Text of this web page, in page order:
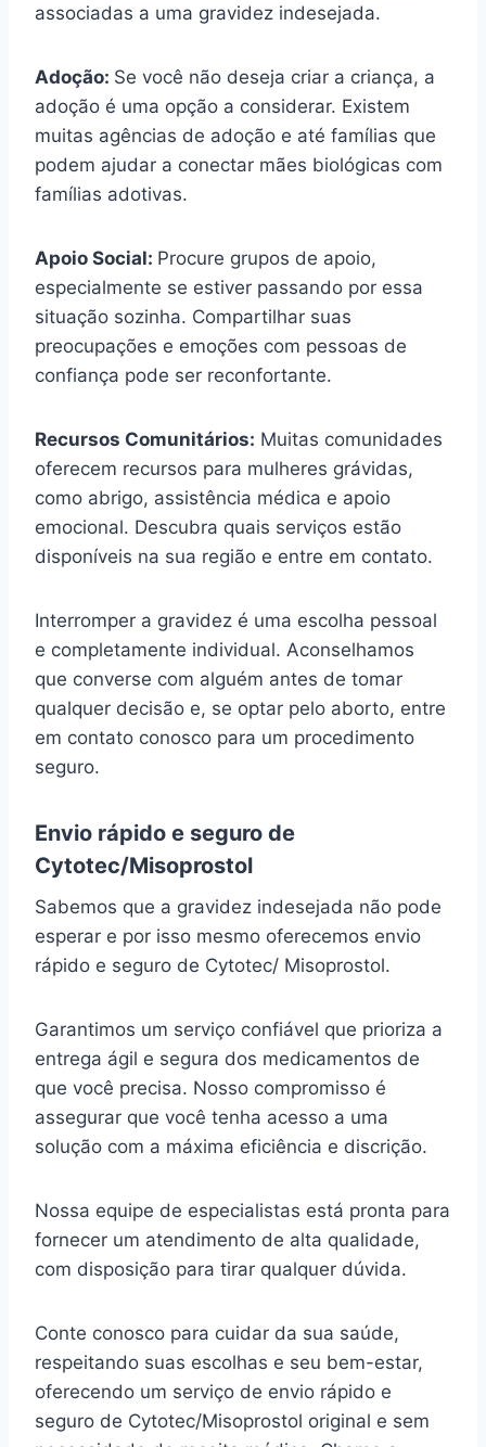
associadas a uma gravidez indesejada.
Adoção: Se você não deseja criar a criança, a
adoção é uma opção a considerar. Existem
muitas agências de adoção e até famílias que
podem ajudar a conectar mães biológicas com
famílias adotivas.
Apoio Social: Procure grupos de apoio,
especialmente se estiver passando por essa
situação sozinha. Compartilhar suas
preocupações e emoções com pessoas de
confiança pode ser reconfortante.
Recursos Comunitários: Muitas comunidades
oferecem recursos para mulheres grávidas,
como abrigo, assistência médica e apoio
emocional. Descubra quais serviços estão
disponíveis na sua região e entre em contato.
Interromper a gravidez é uma escolha pessoal
e completamente individual. Aconselhamos
que converse com alguém antes de tomar
qualquer decisão e, se optar pelo aborto, entre
em contato conosco para um procedimento
seguro.
Envio rápido e seguro de
Cytotec/Misoprostol
Sabemos que a gravidez indesejada não pode
esperar e por isso mesmo oferecemos envio
rápido e seguro de Cytotec/ Misoprostol.
Garantimos um serviço confiável que prioriza a
entrega ágil e segura dos medicamentos de
que você precisa. Nosso compromisso é
assegurar que você tenha acesso a uma
solução com a máxima eficiência e discrição.
Nossa equipe de especialistas está pronta para
fornecer um atendimento de alta qualidade,
com disposição para tirar qualquer dúvida.
Conte conosco para cuidar da sua saúde,
respeitando suas escolhas e seu bem-estar,
oferecendo um serviço de envio rápido e
seguro de Cytotec/Misoprostol original e sem